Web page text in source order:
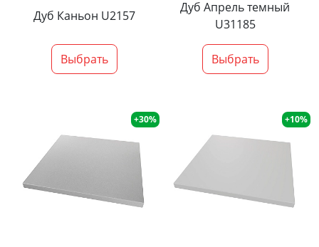
Дуб Каньон U2157
Выбрать
Дуб Апрель темный
U31185
Выбрать
+30% +10%